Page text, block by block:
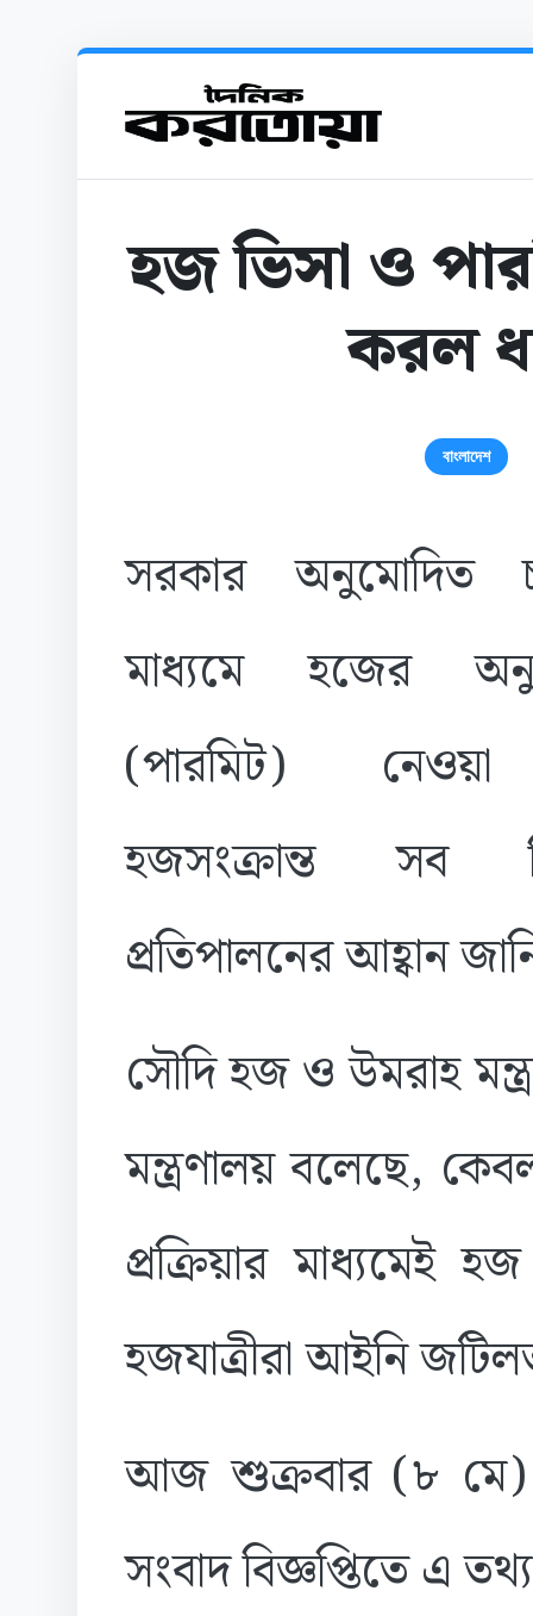
হজ ভিসা ও
করল
বাংলাদেশ
সরকার অনুমোদিত
মাধ্যমে হজের
(পারমিট)
হজসংক্রান্ত সব
প্রতিপালনের আহ্বান
সৌদি হজ ও উমরাহ
মন্ত্রণালয় বলেছে,
প্রক্রিয়ার মাধ্যমেই
হজযাত্রীরা আইনি
আজ শুক্রবার (৮ মে)
সংবাদ বিজ্ঞপ্তিতে এ